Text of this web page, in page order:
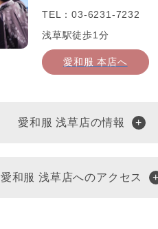
TEL：03-6231-7232
浅草駅徒歩1分
愛和服 本店へ
愛和服 浅草店の情報
愛和服 浅草店へのアクセス